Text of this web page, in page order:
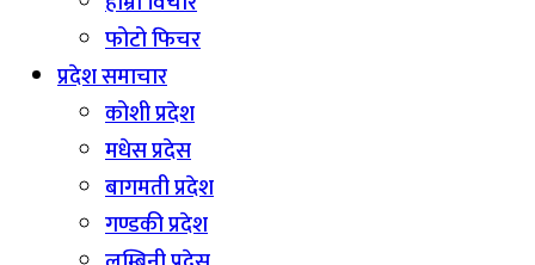
फोटो फिचर
प्रदेश समाचार
कोशी प्रदेश
मधेस प्रदेस
बागमती प्रदेश
गण्डकी प्रदेश